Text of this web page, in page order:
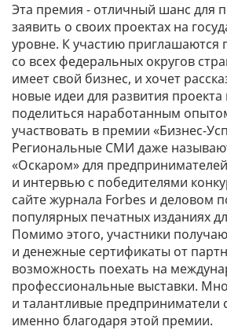
Эта премия - отличный шанс для
заявить о своих проектах на
уровне. К участию приглашаются
со всех федеральных округов
имеет свой бизнес, и хочет
новые идеи для развития проекта
поделиться наработанным
участвовать в премии «Бизнес-
Региональные СМИ даже
«Оскаром» для
и интервью с победителями
сайте журнала Forbes и деловом
популярных печатных изданиях
Помимо этого, участники
и денежные сертификаты от
возможность поехать на
профессиональные выставки.
и талантливые предприниматели
именно благодаря этой премии.